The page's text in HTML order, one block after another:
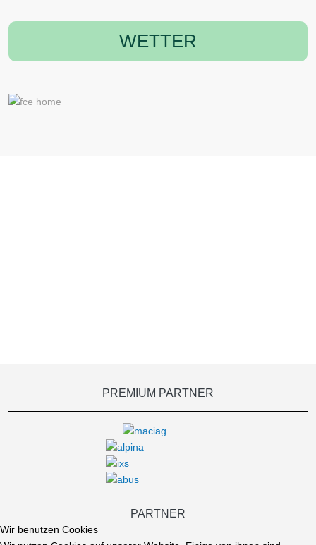
WETTER
PREMIUM PARTNER
PARTNER
Wir benutzen Cookies